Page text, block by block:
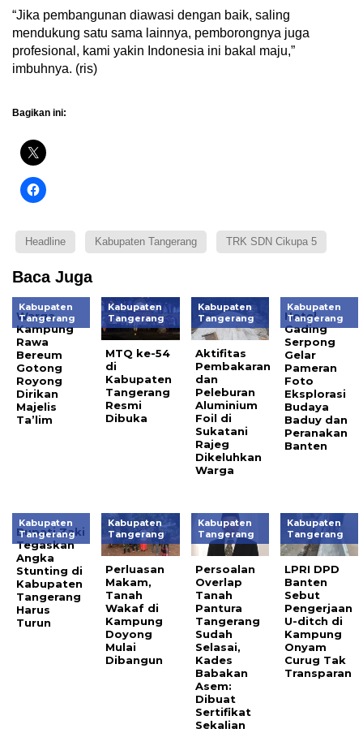
“Jika pembangunan diawasi dengan baik, saling
mendukung satu sama lainnya, pemborongnya juga
profesional, kami yakin Indonesia ini bakal maju,”
imbuhnya. (ris)
Bagikan ini:
Headline Kabupaten Tangerang TRK SDN Cikupa 5
Baca Juga
Kabupaten
Tangerang
Warga
Kampung
Rawa
Bereum
Gotong
Royong
Dirikan
Majelis
Ta’lim
Kabupaten
Tangerang
MTQ ke-54
di
Kabupaten
Tangerang
Resmi
Dibuka
Kabupaten
Tangerang
Aktifitas
Pembakaran
dan
Peleburan
Aluminium
Foil di
Sukatani
Rajeg
Dikeluhkan
Warga
Kabupaten
Tangerang
Hotel
Gading
Serpong
Gelar
Pameran
Foto
Eksplorasi
Budaya
Baduy dan
Peranakan
Banten
Kabupaten
Tangerang
Bupati Zaki
Tegaskan
Angka
Stunting di
Kabupaten
Tangerang
Harus
Turun
Kabupaten
Tangerang
Perluasan
Makam,
Tanah
Wakaf di
Kampung
Doyong
Mulai
Dibangun
Kabupaten
Tangerang
Persoalan
Overlap
Tanah
Pantura
Tangerang
Sudah
Selasai,
Kades
Babakan
Asem:
Dibuat
Sertifikat
Sekalian
Kabupaten
Tangerang
LPRI DPD
Banten
Sebut
Pengerjaan
U-ditch di
Kampung
Onyam
Curug Tak
Transparan